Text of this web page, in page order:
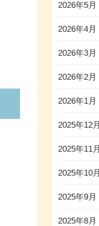
2026年5月
2026年4月
2026年3月
2026年2月
2026年1月
2025年12月
2025年11月
2025年10月
2025年9月
2025年8月